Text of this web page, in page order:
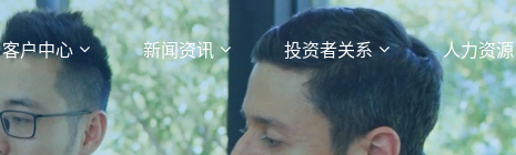
客户中心 新闻资讯 投资者关系 人力资源